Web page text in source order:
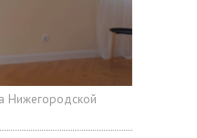
Нижегородской